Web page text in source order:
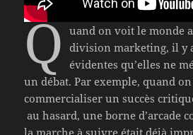
Q uand on voit le monde
division marketing, il y
évidentes qu’elles ne
un débat. Par exemple, quand
commercialiser un succès
au hasard, une borne d’arcade
la marche à suivre était déjà